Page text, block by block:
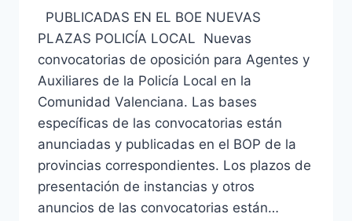
PUBLICADAS EN EL BOE NUEVAS
PLAZAS POLICÍA LOCAL Nuevas
convocatorias de oposición para Agentes y
Auxiliares de la Policía Local en la
Comunidad Valenciana. Las bases
específicas de las convocatorias están
anunciadas y publicadas en el BOP de la
provincias correspondientes. Los plazos de
presentación de instancias y otros
anuncios de las convocatorias están…